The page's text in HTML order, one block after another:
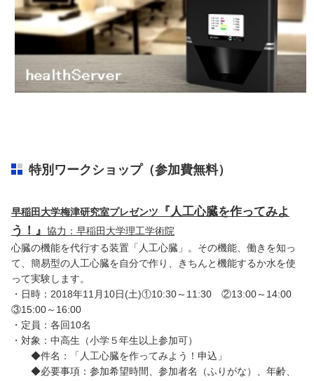
特別ワークショップ（参加費無料）
早稲田大学梅津研究室プレゼンツ
『人工心臓を作ってみよ
う！』 協力：早稲田大学理工学術院
心臓の機能を代行する装置「人工心臓」。その機能、働きを知っ
て、簡易型の人工心臓を自分で作り、きちんと機能するか水を使
って実験します。
・日時：2018年11月10日(土)①10:30～11:30 ②13:00～14:00
③15:00～16:00
・定員：各回10名
・対象：中高生（小学５年生以上参加可）
◆件名：「人工心臓を作ってみよう！申込」
◆必要事項：参加希望時間、参加者名（ふりがな）、年齢、